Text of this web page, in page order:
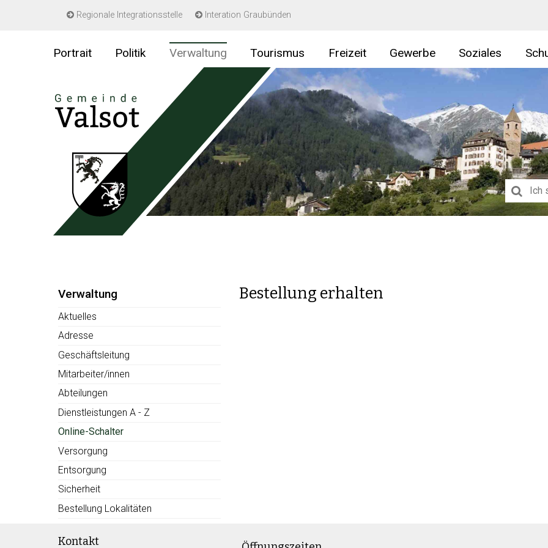
Navigieren in Gemeinde Valsot
Regionale Integrationsstelle Interation Graubünden
Portrait Politik Verwaltung Tourismus Freizeit Gewerbe Soziales
Verwaltung
Aktuelles
Adresse
Geschäftsleitung
Mitarbeiter/innen
Abteilungen
Dienstleistungen A - Z
Online-Schalter
Versorgung
Entsorgung
Sicherheit
Bestellung Lokalitäten
Bestellung erhalten
Kontakt